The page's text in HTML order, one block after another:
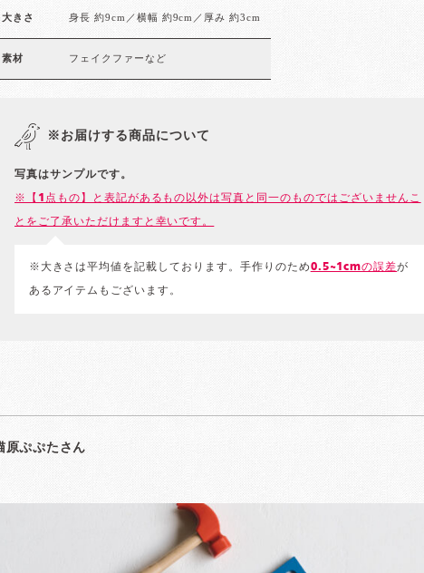
大きさ 身長 約9cm／横幅 約9cm／厚み 約3cm
素材 フェイクファーなど
※お届けする商品について
写真はサンプルです。
※【1点もの】と表記があるもの以外は写真と同一のものではございませんこ
とをご了承いただけますと幸いです。
※大きさは平均値を記載しております。手作りのため0.5~1cmの誤差が
あるアイテムもございます。